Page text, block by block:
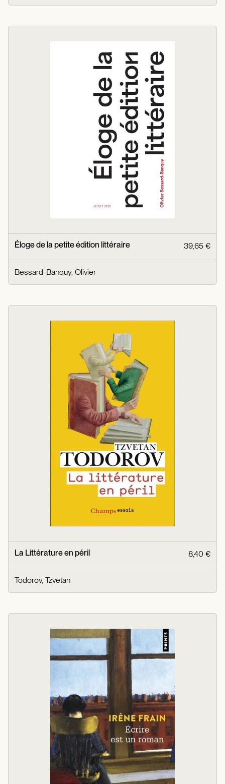
Éloge de la petite édition littéraire 39,65 €
Bessard-Banquy, Olivier
La Littérature en péril 8,40 €
Todorov, Tzvetan